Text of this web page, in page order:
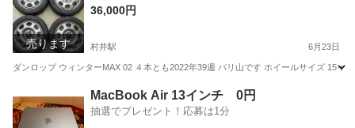
売ります
36,000円
村井駅 6月23日
ダンロップ ウィンターMAX 02 ４本とも2022年39週 バリ山です ホイールサイズ 15
村井駅 タイヤ、ホイール ハスラー
MacBook Air 13インチ 0円
抽選でプレゼント！応募は1分